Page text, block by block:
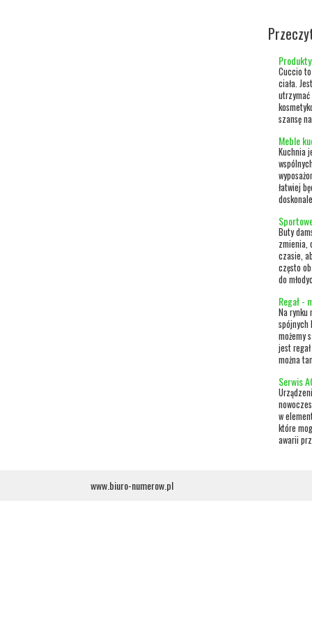
Cuccio
ciała.
utrzymać
szansę
Meble
Kuchnia
łatwiej
Buty
zmienia,
czasie,
często
do
Regał -
Na rynku
spójnych
możemy
jest
można
Serwis
w
które
awarii
www.biuro-numerow.pl